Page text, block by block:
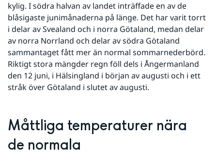
kylig. I södra halvan av landet inträffade en av de
blåsigaste junimånaderna på länge. Det har varit torrt
i delar av Svealand och i norra Götaland, medan delar
av norra Norrland och delar av södra Götaland
sammantaget fått mer än normal sommarnederbörd.
Riktigt stora mängder regn föll dels i Ångermanland
den 12 juni, i Hälsingland i början av augusti och i ett
stråk över Götaland i slutet av augusti.
Måttliga temperaturer nära
de normala